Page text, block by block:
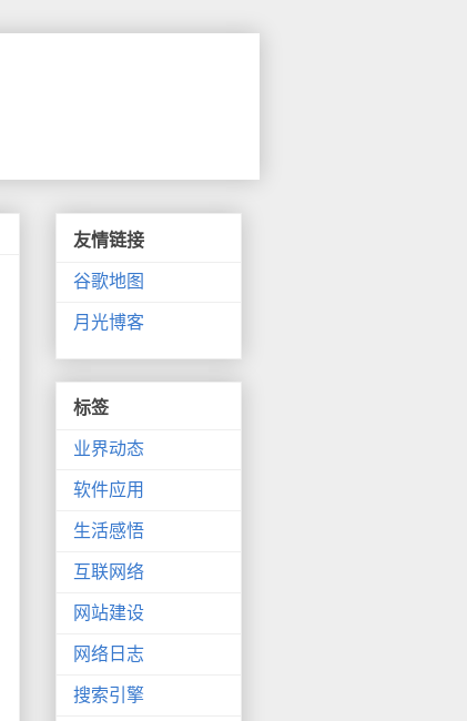
友情链接
谷歌地图
月光博客
标签
业界动态
软件应用
生活感悟
互联网络
网站建设
网络日志
搜索引擎